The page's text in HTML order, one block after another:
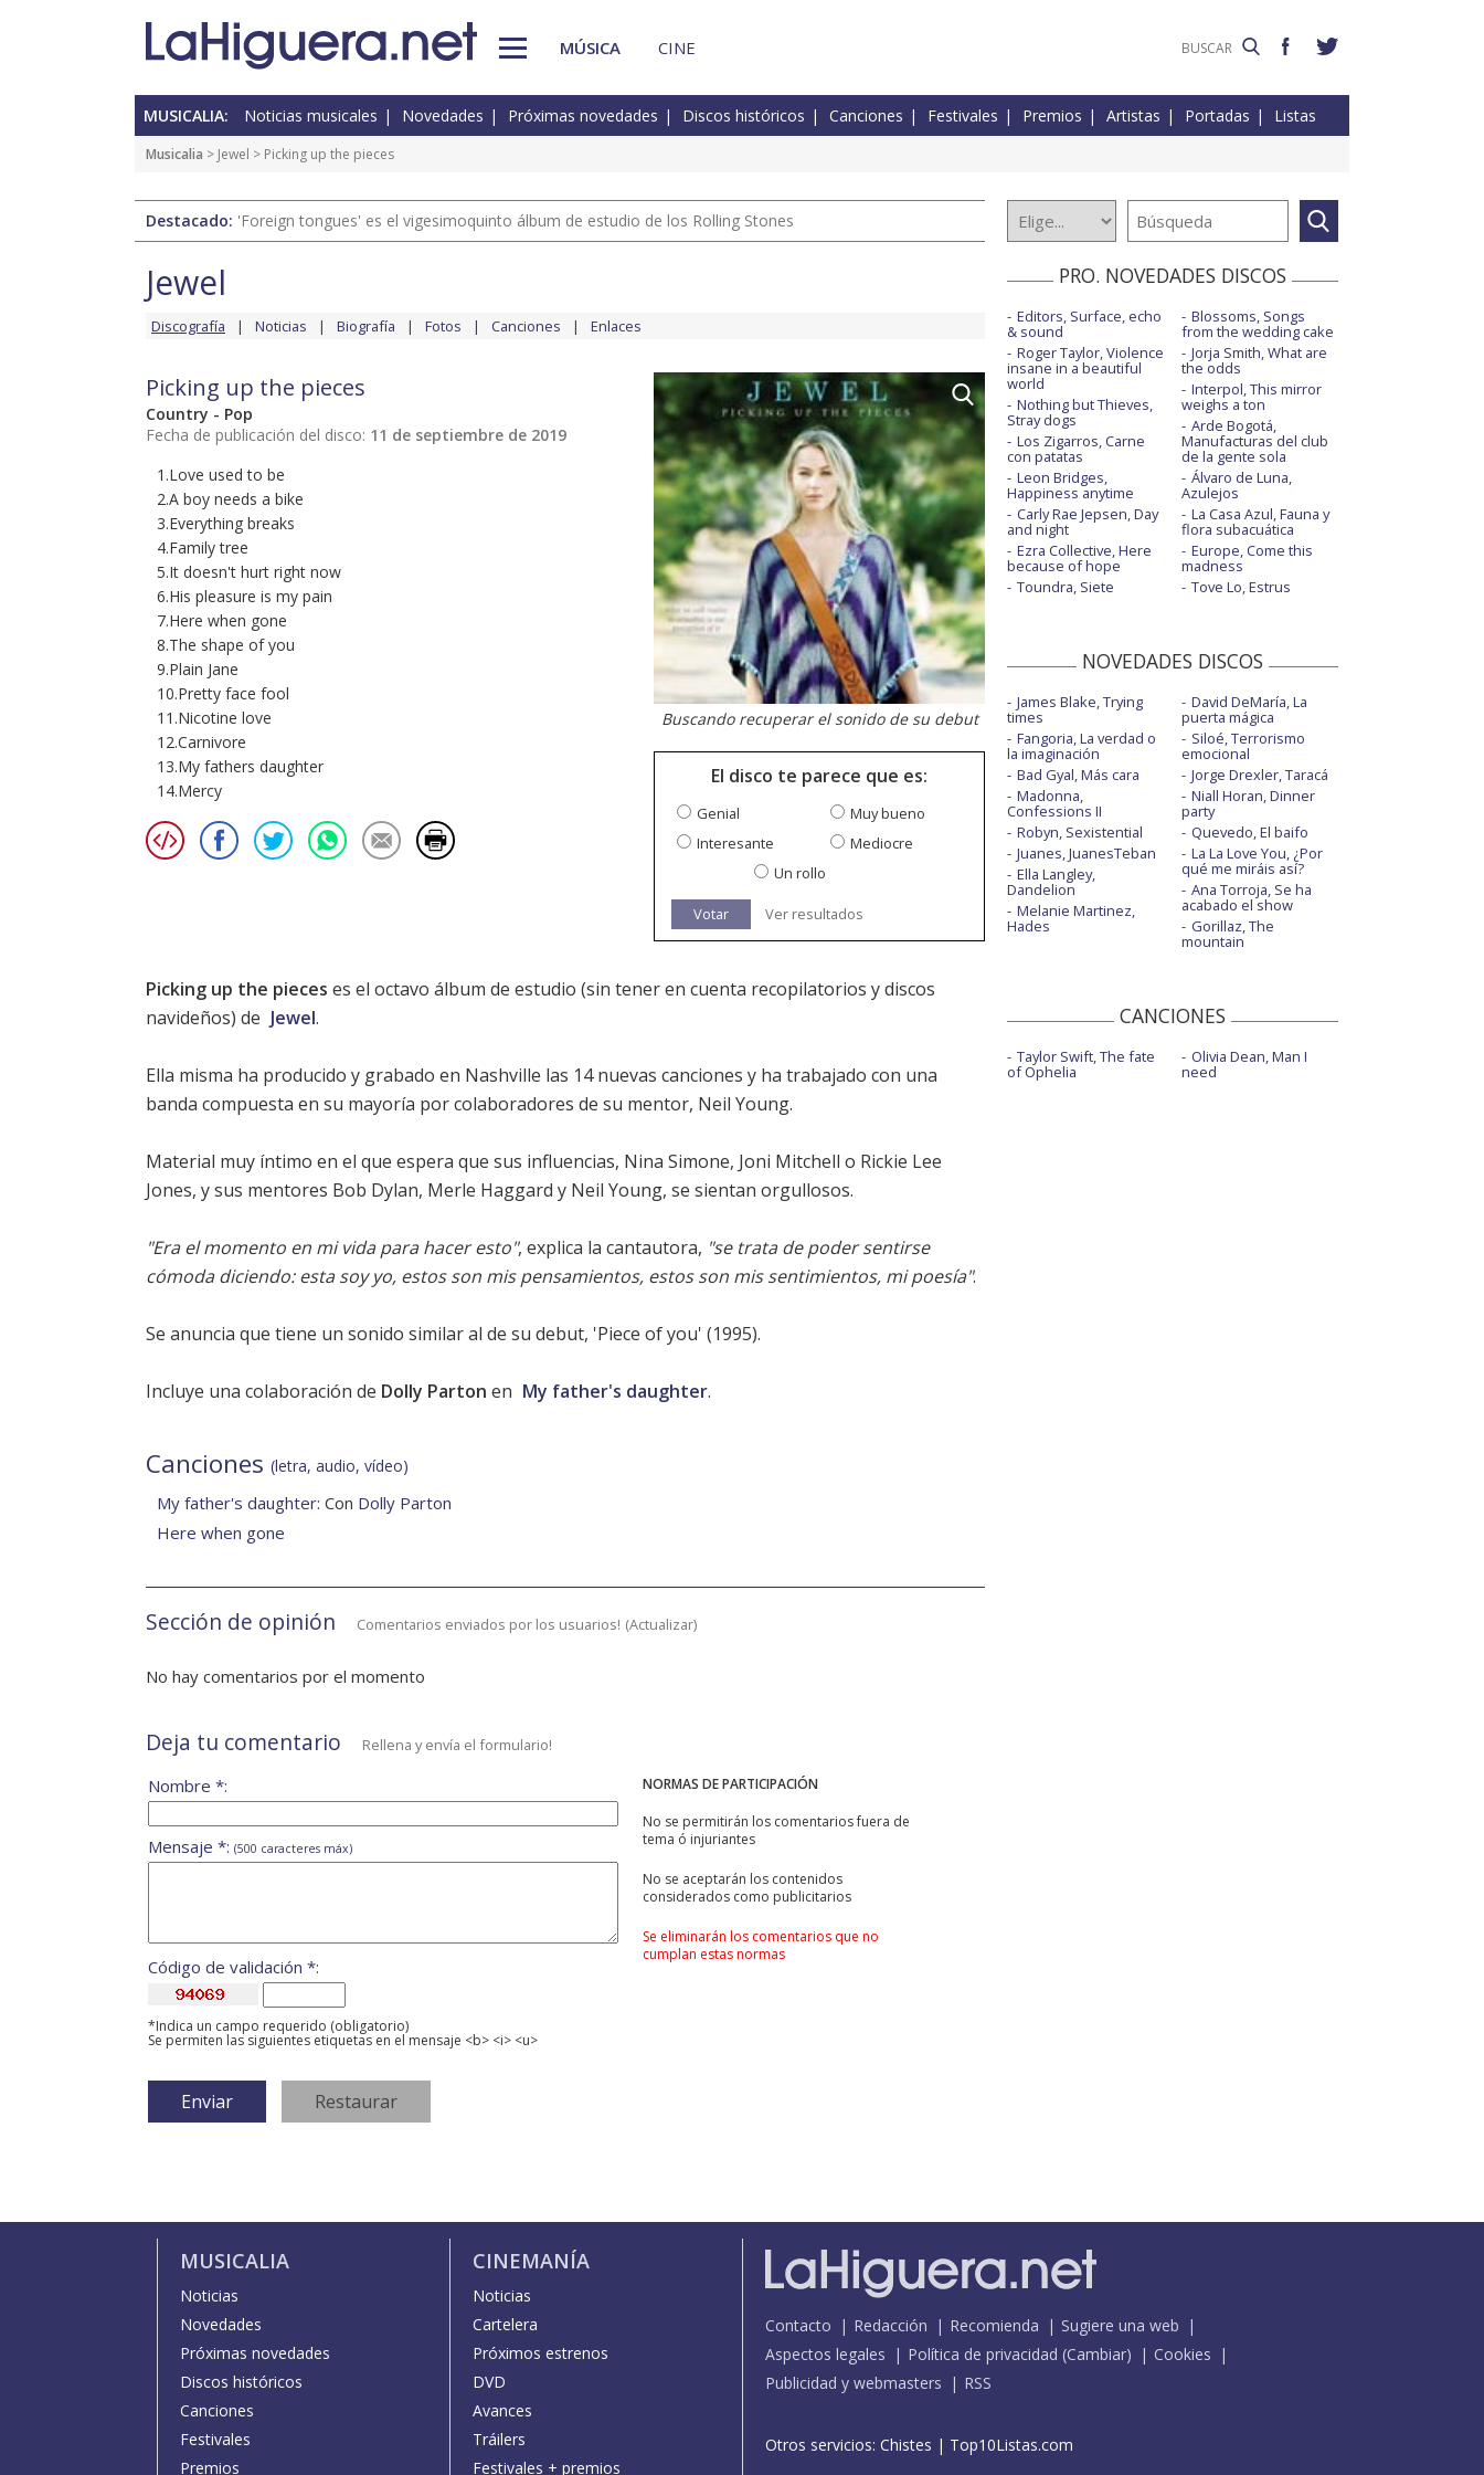
MÚSICA CINE
MUSICALIA: Noticias musicales Novedades Próximas novedades Discos históricos Canciones Festivales Premios Artistas Portadas Listas
Musicalia > Jewel > Picking up the pieces
Destacado: 'Foreign tongues' es el vigesimoquinto álbum de estudio de los Rolling Stones
Jewel
Discografía Noticias Biografía Fotos Canciones Enlaces
Picking up the pieces
Country - Pop
Fecha de publicación del disco: 11 de septiembre de 2019
1.Love used to be
2.A boy needs a bike
3.Everything breaks
4.Family tree
5.It doesn't hurt right now
6.His pleasure is my pain
7.Here when gone
8.The shape of you
9.Plain Jane
10.Pretty face fool
11.Nicotine love
12.Carnivore
13.My fathers daughter
14.Mercy
Buscando recuperar el sonido de su debut
El disco te parece que es:
Genial
Muy bueno
Interesante
Mediocre
Un rollo
Votar Ver resultados
Picking up the pieces es el octavo álbum de estudio (sin tener en cuenta recopilatorios y discos
navideños) de Jewel.
Ella misma ha producido y grabado en Nashville las 14 nuevas canciones y ha trabajado con una
banda compuesta en su mayoría por colaboradores de su mentor, Neil Young.
Material muy íntimo en el que espera que sus influencias, Nina Simone, Joni Mitchell o Rickie Lee
Jones, y sus mentores Bob Dylan, Merle Haggard y Neil Young, se sientan orgullosos.
"Era el momento en mi vida para hacer esto", explica la cantautora, "se trata de poder sentirse
cómoda diciendo: esta soy yo, estos son mis pensamientos, estos son mis sentimientos, mi poesía".
Se anuncia que tiene un sonido similar al de su debut, 'Piece of you' (1995).
Incluye una colaboración de Dolly Parton en My father's daughter.
Canciones (letra, audio, vídeo)
My father's daughter: Con Dolly Parton
Here when gone
Sección de opinión Comentarios enviados por los usuarios! (Actualizar)
No hay comentarios por el momento
Deja tu comentario Rellena y envía el formulario!
NORMAS DE PARTICIPACIÓN
No se permitirán los comentarios fuera de
tema ó injuriantes
No se aceptarán los contenidos
considerados como publicitarios
Se eliminarán los comentarios que no
cumplan estas normas
Nombre *:
Mensaje *: (500 caracteres máx)
Código de validación *:
*Indica un campo requerido (obligatorio)
Se permiten las siguientes etiquetas en el mensaje <b> <i> <u>
PRO. NOVEDADES DISCOS
Editors, Surface, echo
& sound
Roger Taylor, Violence
insane in a beautiful
world
Nothing but Thieves,
Stray dogs
Los Zigarros, Carne
con patatas
Leon Bridges,
Happiness anytime
Carly Rae Jepsen, Day
and night
Ezra Collective, Here
because of hope
Toundra, Siete
Blossoms, Songs
from the wedding cake
Jorja Smith, What are
the odds
Interpol, This mirror
weighs a ton
Arde Bogotá,
Manufacturas del club
de la gente sola
Álvaro de Luna,
Azulejos
La Casa Azul, Fauna y
flora subacuática
Europe, Come this
madness
Tove Lo, Estrus
NOVEDADES DISCOS
James Blake, Trying
times
Fangoria, La verdad o
la imaginación
Bad Gyal, Más cara
Madonna,
Confessions II
Robyn, Sexistential
Juanes, JuanesTeban
Ella Langley,
Dandelion
Melanie Martinez,
Hades
David DeMaría, La
puerta mágica
Siloé, Terrorismo
emocional
Jorge Drexler, Taracá
Niall Horan, Dinner
party
Quevedo, El baifo
La La Love You, ¿Por
qué me miráis así?
Ana Torroja, Se ha
acabado el show
Gorillaz, The
mountain
CANCIONES
Taylor Swift, The fate
of Ophelia
Olivia Dean, Man I
need
MUSICALIA
Noticias
Novedades
Próximas novedades
Discos históricos
Canciones
Festivales
Premios
CINEMANÍA
Noticias
Cartelera
Próximos estrenos
DVD
Avances
Tráilers
Festivales + premios
Contacto Redacción Recomienda
Sugiere una web
Aspectos legales
Política de privacidad (Cambiar)
Cookies
Publicidad y webmasters
RSS
Otros servicios: Chistes | Top10Listas.com